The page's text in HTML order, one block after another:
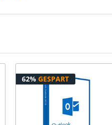
62%GESPART